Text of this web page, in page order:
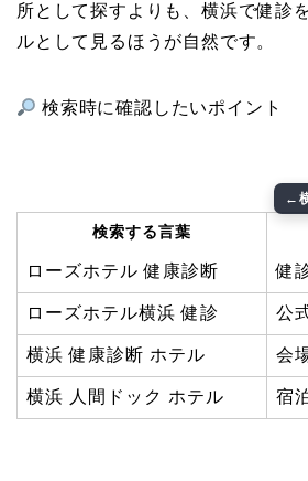
所として探すよりも、横浜で健診
ルとして見るほうが自然です。
検索時に確認したいポイント
検索する言葉
ローズホテル 健康診断 健
ローズホテル横浜 健診 公
横浜 健康診断 ホテル 会
横浜 人間ドック ホテル 宿